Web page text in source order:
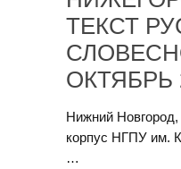
ТЕКСТ
ОКТЯБРЬ
Нижний
корпус НГПУ им.
…